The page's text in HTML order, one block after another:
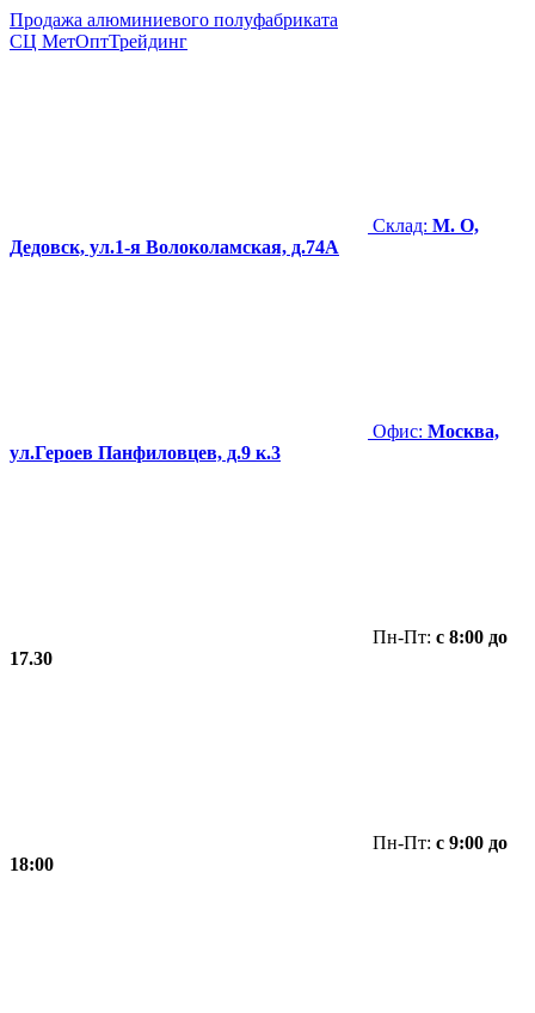
Продажа алюминиевого полуфабриката
СЦ МетОптТрейдинг
Склад: М. О,
Дедовск, ул.1-я Волоколамская, д.74А
Офис: Москва,
ул.Героев Панфиловцев, д.9 к.3
Пн-Пт: с 8:00 до
17.30
Пн-Пт: с 9:00 до
18:00